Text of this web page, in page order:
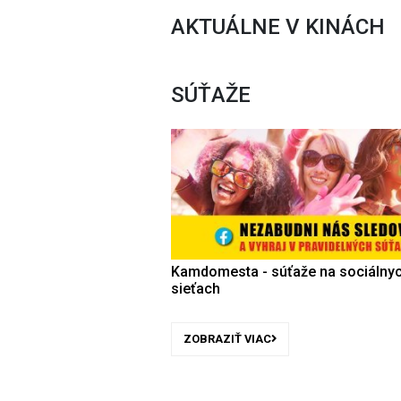
AKTUÁLNE V KINÁCH
SÚŤAŽE
Kamdomesta - súťaže na
sieťach
ZOBRAZIŤ VIAC